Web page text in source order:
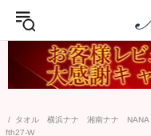
タオル 横浜ナナ 湘南ナナ
fth27-W